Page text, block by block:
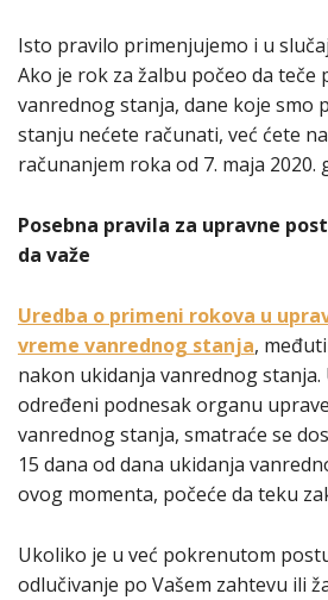
Isto pravilo primenjujemo i u
Ako je rok za žalbu počeo da teče
vanrednog stanja, dane koje smo
stanju nećete računati, već ćete
računanjem roka od 7. maja 2020.
Posebna pravila za upravne
da važe
Uredba o primeni rokova u
vreme vanrednog stanja,
nakon ukidanja vanrednog
određeni podnesak organu
vanrednog stanja, smatraće se
15 dana od dana ukidanja
ovog momenta, počeće da teku
Ukoliko je u već pokrenutom
odlučivanje po Vašem zahtevu ili